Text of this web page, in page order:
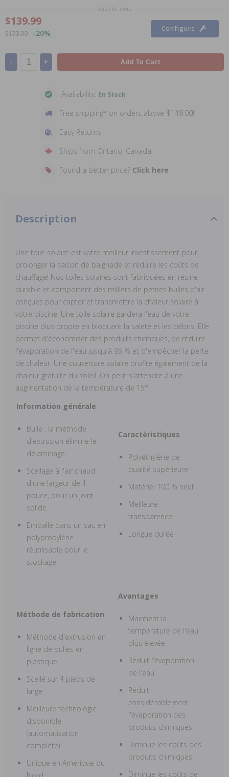
Scroll for more
$139.99
$173.99 -20% Configure
- + Add To Cart
Availability: En Stock
Free shipping* on orders above $149.00!
Easy Returns
Ships from Ontario, Canada
Found a better price? Click here
Description
Une toile solaire est votre meilleur investissement pour
prolonger la saison de baignade et réduire les coûts de
chauffage! Nos toiles solaires sont fabriquées en résine
durable et comportent des milliers de petites bulles d'air
conçues pour capter et transmettre la chaleur solaire à
votre piscine. Une toile solaire gardera l'eau de votre
piscine plus propre en bloquant la saleté et les débris. Elle
permet d'économiser des produits chimiques, de réduire
l'évaporation de l'eau jusqu'à 95 % et d'empêcher la perte
de chaleur. Une couverture solaire profite également de la
chaleur gratuite du soleil. On peut s'attendre à une
augmentation de la température de 15°.
Information générale
Bulle : la méthode
d'extrusion élimine le
délaminage.
Scellage à l'air chaud
d'une largeur de 1
pouce, pour un joint
solide.
Emballé dans un sac en
polypropylène
réutilisable pour le
stockage.
Caractéristiques
Polyéthylène de
qualité supérieure
Matériel 100 % neuf
Meilleure
transparence
Longue durée
Méthode de fabrication
Méthode d'extrusion en
ligne de bulles en
plastique
Scellé sur 4 pieds de
large
Meilleure technologie
disponible
(automatisation
complète)
Unique en Amérique du
Avantages
Maintient la
température de l'eau
plus élevée
Réduit l'évaporation
de l'eau
Réduit
considérablement
l'évaporation des
produits chimiques
Diminue les coûts des
produits chimiques
Diminue les coûts de